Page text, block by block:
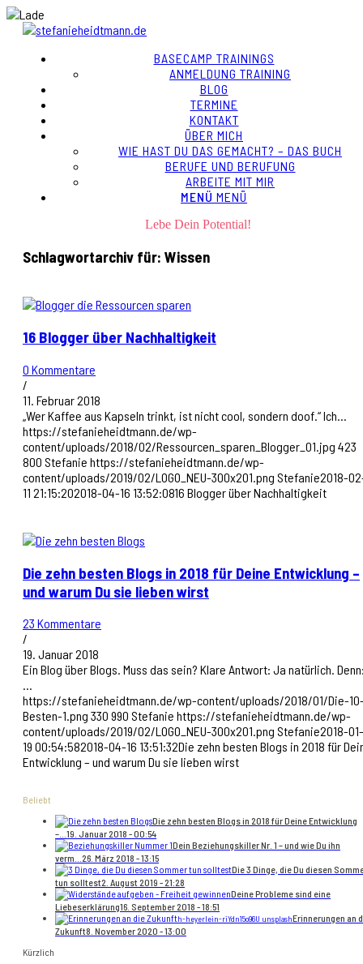
BASECAMP TRAININGS
ANMELDUNG TRAINING
BLOG
TERMINE
KONTAKT
ÜBER MICH
WIE HAST DU DAS GEMACHT? – DAS BUCH
BERUFE UND BERUFUNG
ARBEITE MIT MIR
MENÜ MENÜ
Lebe Dein Potential!
Schlagwortarchiv für: Wissen
16 Blogger über Nachhaltigkeit
0 Kommentare
/
11. Februar 2018
„Wer Kaffee aus Kapseln trinkt, ist nicht cool, sondern doof.“ Ich…
https://stefanieheidtmann.de/wp-
content/uploads/2018/02/Ressourcen_sparen_Blogger_01.jpg 423
800 Stefanie https://stefanieheidtmann.de/wp-
content/uploads/2019/02/LOGO_NEU-300x201.png Stefanie2018-
11 21:15:202018-04-16 13:52:0816 Blogger über Nachhaltigkeit
Die zehn besten Blogs in 2018 für Deine Entwicklung –
und warum Du sie lieben wirst
23 Kommentare
/
19. Januar 2018
Ein Blog über Blogs. Muss das sein? Klare Antwort: Ja natürlich.
…
https://stefanieheidtmann.de/wp-content/uploads/2018/01/Die-
Besten-1.png 330 990 Stefanie https://stefanieheidtmann.de/wp-
content/uploads/2019/02/LOGO_NEU-300x201.png Stefanie2018-01-
19 00:54:582018-04-16 13:51:32Die zehn besten Blogs in 2018 für
Entwicklung – und warum Du sie lieben wirst
Beliebt
Die zehn besten Blogs in 2018 für Deine Entwicklung
–... 19. Januar 2018 - 00:54
Dein Beziehungskiller Nr. 1 – und wie Du ihn
verm... 26. März 2018 - 13:15
Die 3 Dinge, die Du diesen
tun solltest2. August 2019 - 21:28
Deine Probleme sind eine
Liebeserklärung16. September 2018 - 18:51
h-heyerlein-riYdn15o96U unsplashErinnerungen an
Zukunft8. November 2020 - 13:00
Kürzlich